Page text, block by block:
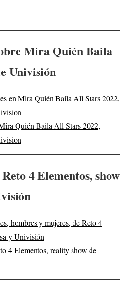
Mira Quién Baila
Univisión
en Mira Quién Baila All Stars 2022,
Quién Baila All Stars 2022,
4 Elementos, show
hombres y mujeres, de Reto 4
y Univisión
4 Elementos, reality show de